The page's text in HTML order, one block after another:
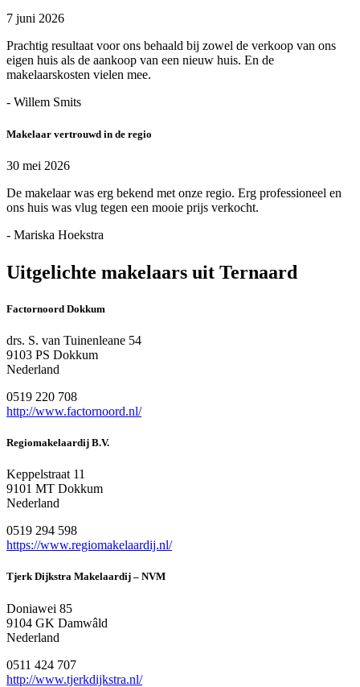
7 juni 2026
Prachtig resultaat voor ons behaald bij zowel de verkoop van ons
eigen huis als de aankoop van een nieuw huis. En de
makelaarskosten vielen mee.
- Willem Smits
Makelaar vertrouwd in de regio
30 mei 2026
De makelaar was erg bekend met onze regio. Erg professioneel en
ons huis was vlug tegen een mooie prijs verkocht.
- Mariska Hoekstra
Uitgelichte makelaars uit Ternaard
Factornoord Dokkum
drs. S. van Tuinenleane 54
9103 PS Dokkum
Nederland
0519 220 708
http://www.factornoord.nl/
Regiomakelaardij B.V.
Keppelstraat 11
9101 MT Dokkum
Nederland
0519 294 598
https://www.regiomakelaardij.nl/
Tjerk Dijkstra Makelaardij – NVM
Doniawei 85
9104 GK Damwâld
Nederland
0511 424 707
http://www.tjerkdijkstra.nl/